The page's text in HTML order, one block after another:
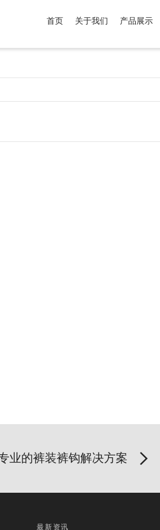
商品，品牌为 默认品牌 .
首页 关于我们 产品展示
业的裤装裤钩解决方案
最新资讯